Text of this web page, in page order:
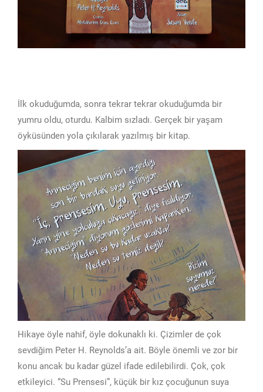
İlk okuduğumda, sonra tekrar tekrar okuduğumda bir
yumru oldu, oturdu. Kalbim sızladı. Gerçek bir yaşam
öyküsünden yola çıkılarak yazılmış bir kitap.
Hikaye öyle nahif, öyle dokunaklı ki. Çizimler de çok
sevdiğim Peter H. Reynolds’a ait. Böyle önemli ve zor bir
konu ancak bu kadar güzel ifade edilebilirdi. Çok, çok
etkileyici. “Su Prensesi”, küçük bir kız çocuğunun suya